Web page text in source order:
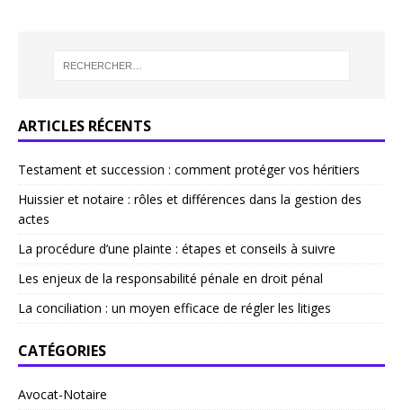
ARTICLES RÉCENTS
Testament et succession : comment protéger vos héritiers
Huissier et notaire : rôles et différences dans la gestion des
actes
La procédure d’une plainte : étapes et conseils à suivre
Les enjeux de la responsabilité pénale en droit pénal
La conciliation : un moyen efficace de régler les litiges
CATÉGORIES
Avocat-Notaire